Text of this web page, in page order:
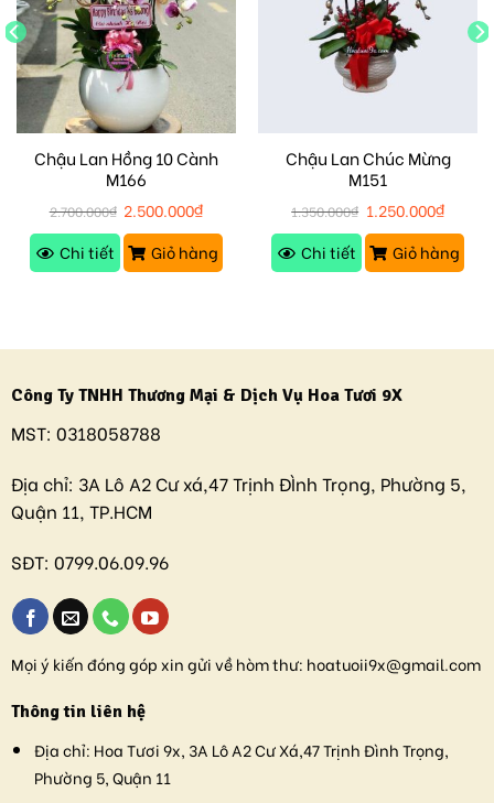
Chậu Lan Hồng 10 Cành
M166
2.700.000₫ 2.500.000₫
Chi tiết
Giỏ hàng
Chậu Lan Chúc Mừng
M151
1.350.000₫ 1.250.000₫
Chi tiết
Giỏ hàng
Công Ty TNHH Thương Mại & Dịch Vụ Hoa Tươi 9X
MST: 0318058788
Địa chỉ: 3A Lô A2 Cư xá,47 Trịnh ĐÌnh Trọng, Phường 5,
Quận 11, TP.HCM
SĐT: 0799.06.09.96
Mọi ý kiến đóng góp xin gửi về hòm thư: hoatuoii9x@gmail.com
Thông tin liên hệ
Địa chỉ: Hoa Tươi 9x, 3A Lô A2 Cư Xá,47 Trịnh Đình Trọng,
Phường 5, Quận 11